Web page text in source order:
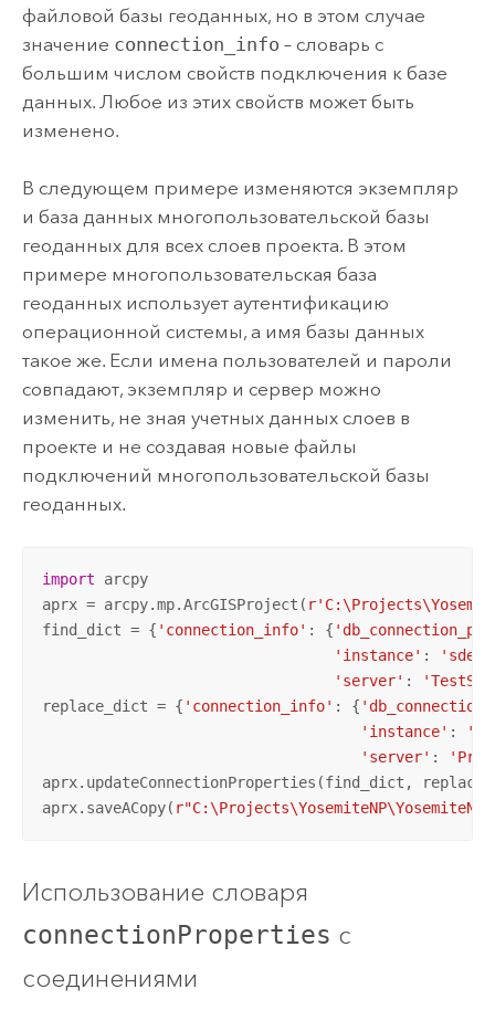
файловой базы геоданных, но в этом случае
значение connection_info – словарь с
большим числом свойств подключения к базе
данных. Любое из этих свойств может быть
изменено.
В следующем примере изменяются экземпляр
и база данных многопользовательской базы
геоданных для всех слоев проекта. В этом
примере многопользовательская база
геоданных использует аутентификацию
операционной системы, а имя базы данных
такое же. Если имена пользователей и пароли
совпадают, экземпляр и сервер можно
изменить, не зная учетных данных слоев в
проекте и не создавая новые файлы
подключений многопользовательской базы
геоданных.
import arcpy
aprx = arcpy.mp.ArcGISProject(
find_dict = { 'connection_info' : {
'instance' :
'server' :
replace_dict = { 'connection_info' : {
'instance' :
'server' :
aprx.updateConnectionProperties(find_dict,
aprx.saveACopy(
Использование словаря
connectionProperties с
соединениями